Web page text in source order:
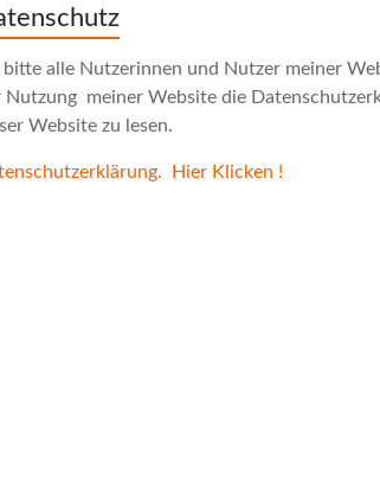
bitte alle Nutzerinnen und Nutzer meiner
Nutzung meiner Website die
Website zu lesen.
Hier Klicken !